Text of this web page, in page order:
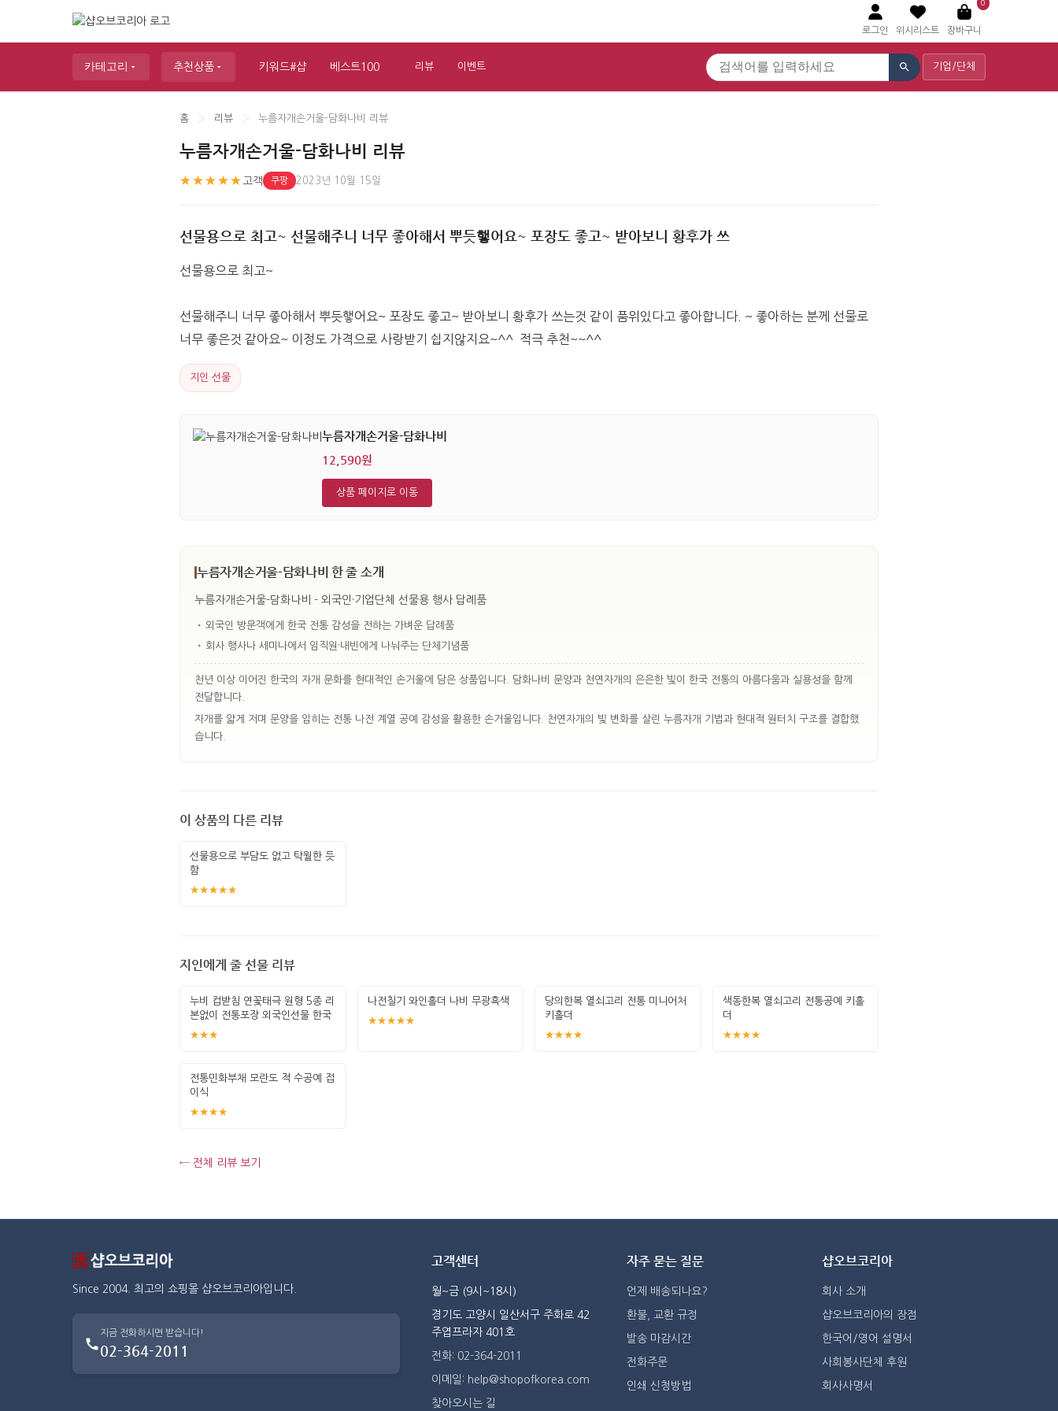
로그인 위시리스트
0
장바구니
카테고리 추천상품 키워드#샵 베스트100 리뷰 이벤트 기업/단체
홈 › 리뷰 › 누름자개손거울-담화나비 리뷰
누름자개손거울-담화나비 리뷰
★★★★★ 고객 쿠팡 2023년 10월 15일
선물용으로 최고~ 선물해주니 너무 좋아해서 뿌듯햏어요~ 포장도 좋고~ 받아보니 황후가 쓰
선물용으로 최고~
선물해주니 너무 좋아해서 뿌듯햏어요~ 포장도 좋고~ 받아보니 황후가 쓰는것 같이 품위있다고 좋아합니다. ~ 좋아하는 분께 선물로
너무 좋은것 같아요~ 이정도 가격으로 사랑받기 쉽지않지요~^^  적극 추천~~^^
지인 선물
누름자개손거울-담화나비
12,590원
상품 페이지로 이동
누름자개손거울-담화나비 한 줄 소개
누름자개손거울-담화나비 - 외국인·기업단체 선물용 행사 답례품
• 외국인 방문객에게 한국 전통 감성을 전하는 가벼운 답례품
• 회사 행사나 세미나에서 임직원·내빈에게 나눠주는 단체기념품
천년 이상 이어진 한국의 자개 문화를 현대적인 손거울에 담은 상품입니다. 담화나비 문양과 천연자개의 은은한 빛이 한국 전통의 아름다움과 실용성을 함께
전달합니다.
자개를 얇게 저며 문양을 입히는 전통 나전 계열 공예 감성을 활용한 손거울입니다. 천연자개의 빛 변화를 살린 누름자개 기법과 현대적 원터치 구조를 결합했
습니다.
이 상품의 다른 리뷰
선물용으로 부담도 없고 탁월한 듯
함
★★★★★
지인에게 줄 선물 리뷰
누비 컵받침 연꽃태극 원형 5종 리
본없이 전통포장 외국인선물 한국
기념
★★★
나전칠기 와인홀더 나비 무광흑색
★★★★★
당의한복 열쇠고리 전통 미니어처
키홀더
★★★★
색동한복 열쇠고리 전통공예 키홀
더
★★★★
전통민화부채 모란도 적 수공예 접
이식
★★★★
← 전체 리뷰 보기
Since 2004. 최고의 쇼핑몰 샵오브코리아입니다.
지금 전화하시면 받습니다!
02-364-2011
고객센터
월~금 (9시~18시)
경기도 고양시 일산서구 주화로 42
주엽프라자 401호
전화: 02-364-2011
이메일: help@shopofkorea.com
찾아오시는 길
자주 묻는 질문
언제 배송되나요?
환불, 교환 규정
발송 마감시간
전화주문
인쇄 신청방법
샵오브코리아
회사 소개
샵오브코리아의 장점
한국어/영어 설명서
사회봉사단체 후원
회사사명서